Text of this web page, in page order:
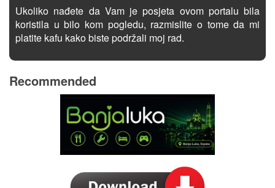
Ukoliko nađete da Vam je posjeta ovom portalu bila
koristila u bilo kom pogledu, razmislite o tome da mi
platite kafu kako biste podržali moj rad.
Recommended